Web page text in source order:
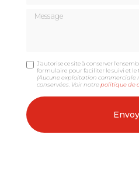
Message
J'autorise ce site à conserver
formulaire pour faciliter le suivi et le
(Aucune exploitation commerciale
conservées. Voir notrepolitique de